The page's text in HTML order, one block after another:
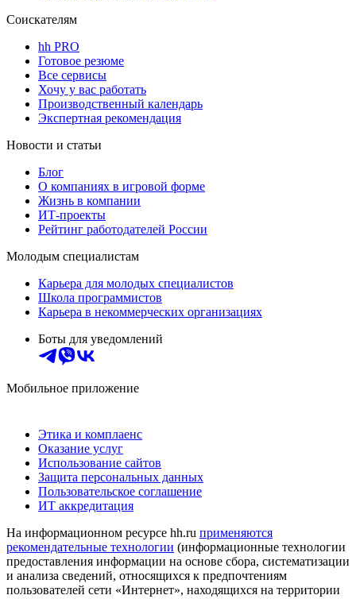
Соискателям
hh PRO
Готовое резюме
Все сервисы
Хочу у вас работать
Производственный календарь
Экспертная рекомендация
Новости и статьи
Блог
О компаниях в игровой форме
Жизнь в компании
ИТ-проекты
Рейтинг работодателей России
Молодым специалистам
Карьера для молодых специалистов
Школа программистов
Карьера в некоммерческих организациях
Боты для уведомлений
Мобильное приложение
Этика и комплаенс
Оказание услуг
Использование сайтов
Защита персональных данных
Пользовательское соглашение
ИТ аккредитация
На информационном ресурсе hh.ru применяются
рекомендательные технологии (информационные технологии
предоставления информации на основе сбора, систематизации
и анализа сведений, относящихся к предпочтениям
пользователей сети «Интернет», находящихся на территории